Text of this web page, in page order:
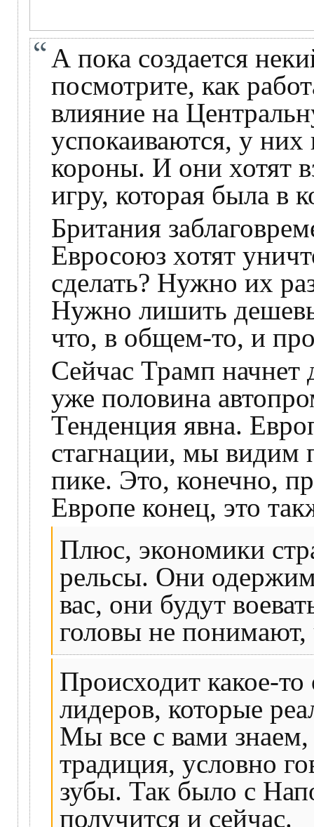
А пока создается
посмотрите, как
влияние на
успокаиваются, у них
короны. И они хотят
игру, которая была в
Британия
Евросоюз хотят
сделать? Нужно их
Нужно лишить
что, в общем-то, и
Сейчас Трамп начнет
уже половина
Тенденция явна.
стагнации, мы видим
пике. Это, конечно,
Европе конец, это
Плюс, экономики
рельсы. Они
вас, они будут
головы не понимают,
Происходит какое-
лидеров, которые
Мы все с вами знаем,
традиция, условно
зубы. Так было с
получится и сейчас.